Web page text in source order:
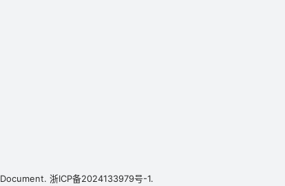
Document. 浙ICP备2024133979号-1.